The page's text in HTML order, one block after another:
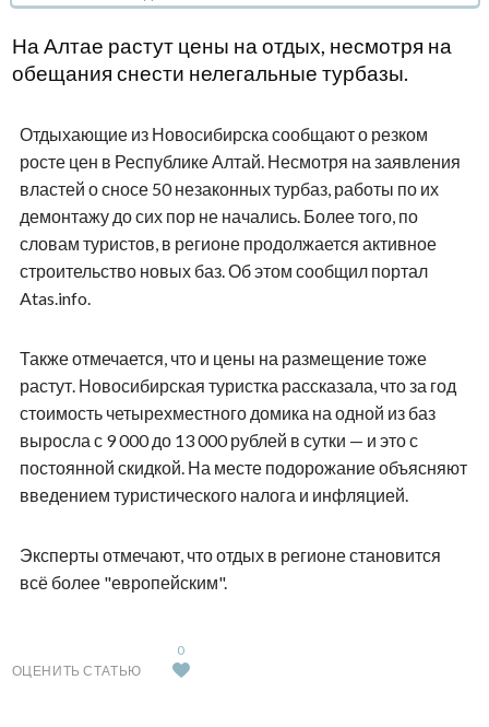
На Алтае растут цены на отдых, несмотря на
обещания снести нелегальные турбазы.
Отдыхающие из Новосибирска сообщают о резком
росте цен в Республике Алтай. Несмотря на заявления
властей о сносе 50 незаконных турбаз, работы по их
демонтажу до сих пор не начались. Более того, по
словам туристов, в регионе продолжается активное
строительство новых баз. Об этом сообщил портал
Atas.info.
Также отмечается, что и цены на размещение тоже
растут. Новосибирская туристка рассказала, что за год
стоимость четырехместного домика на одной из баз
выросла с 9 000 до 13 000 рублей в сутки — и это с
постоянной скидкой. На месте подорожание объясняют
введением туристического налога и инфляцией.
Эксперты отмечают, что отдых в регионе становится
всё более "европейским".
ОЦЕНИТЬ СТАТЬЮ
0